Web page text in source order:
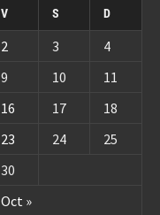
V S D
Oct »
2 3
4
9 10
11
16 17
18
23 24
25
30